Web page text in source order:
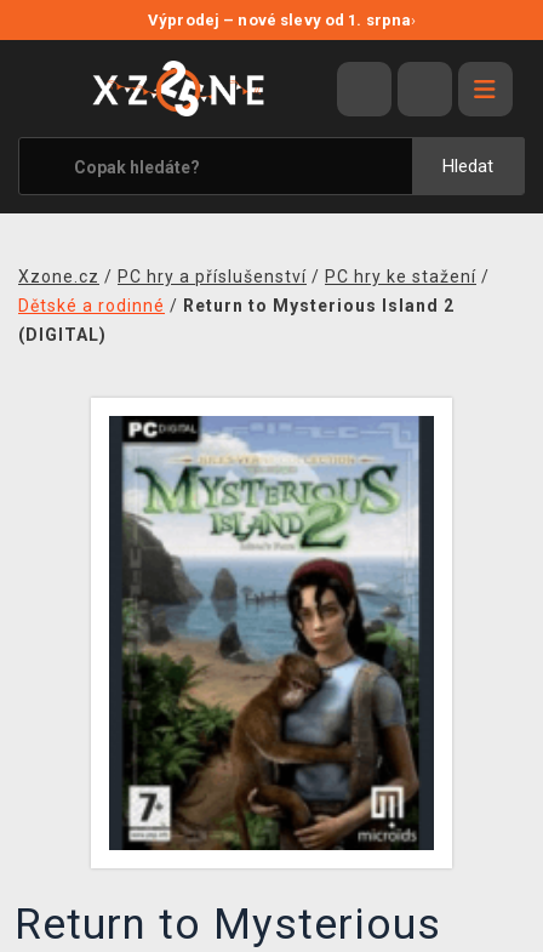
Výprodej – nové slevy od 1. srpna›
Hledat
VÝPRODEJ
VIDEOHRY
XZONE ORIGINALS
TÉMATIKY
MERCHANDISE
PRODEJNY
XZONE KLUB
TCG & BOARDGAME HUB
VÝKUP HER (BAZAR)
Xzone.cz / PC hry a příslušenství / PC hry ke stažení /
Dětské a rodinné / Return to Mysterious Island 2
(DIGITAL)
Return to Mysterious